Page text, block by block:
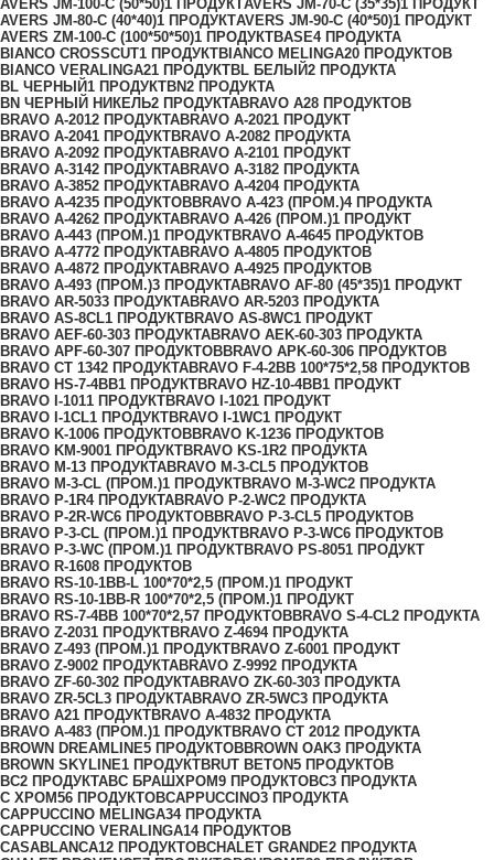
AVERS JМ-100-С (50*50)1 ПРОДУКТAVERS JМ-70-С (35*35)1 ПРОДУКТ
AVERS JМ-80-С (40*40)1 ПРОДУКТAVERS JМ-90-С (40*50)1 ПРОДУКТ
AVERS ZM-100-С (100*50*50)1 ПРОДУКТBASE4 ПРОДУКТА
BIANCO CROSSCUT1 ПРОДУКТBIANCO MELINGA20 ПРОДУКТОВ
BIANCO VERALINGA21 ПРОДУКТBL БЕЛЫЙ2 ПРОДУКТА
BL ЧЕРНЫЙ1 ПРОДУКТBN2 ПРОДУКТА
BN ЧЕРНЫЙ НИКЕЛЬ2 ПРОДУКТАBRAVO A28 ПРОДУКТОВ
BRAVO A-2012 ПРОДУКТАBRAVO A-2021 ПРОДУКТ
BRAVO A-2041 ПРОДУКТBRAVO A-2082 ПРОДУКТА
BRAVO A-2092 ПРОДУКТАBRAVO A-2101 ПРОДУКТ
BRAVO A-3142 ПРОДУКТАBRAVO A-3182 ПРОДУКТА
BRAVO A-3852 ПРОДУКТАBRAVO A-4204 ПРОДУКТА
BRAVO A-4235 ПРОДУКТОВBRAVO A-423 (ПРОМ.)4 ПРОДУКТА
BRAVO A-4262 ПРОДУКТАBRAVO A-426 (ПРОМ.)1 ПРОДУКТ
BRAVO A-443 (ПРОМ.)1 ПРОДУКТBRAVO A-4645 ПРОДУКТОВ
BRAVO A-4772 ПРОДУКТАBRAVO A-4805 ПРОДУКТОВ
BRAVO A-4872 ПРОДУКТАBRAVO A-4925 ПРОДУКТОВ
BRAVO A-493 (ПРОМ.)3 ПРОДУКТАBRAVO AF-80 (45*35)1 ПРОДУКТ
BRAVO AR-5033 ПРОДУКТАBRAVO AR-5203 ПРОДУКТА
BRAVO AS-8CL1 ПРОДУКТBRAVO AS-8WC1 ПРОДУКТ
BRAVO AЕF-60-303 ПРОДУКТАBRAVO AЕK-60-303 ПРОДУКТА
BRAVO AРF-60-307 ПРОДУКТОВBRAVO AРK-60-306 ПРОДУКТОВ
BRAVO CT 1342 ПРОДУКТАBRAVO F-4-2BB 100*75*2,58 ПРОДУКТОВ
BRAVO HS-7-4BB1 ПРОДУКТBRAVO HZ-10-4BB1 ПРОДУКТ
BRAVO I-1011 ПРОДУКТBRAVO I-1021 ПРОДУКТ
BRAVO I-1CL1 ПРОДУКТBRAVO I-1WC1 ПРОДУКТ
BRAVO K-1006 ПРОДУКТОВBRAVO K-1236 ПРОДУКТОВ
BRAVO KM-9001 ПРОДУКТBRAVO KS-1R2 ПРОДУКТА
BRAVO M-13 ПРОДУКТАBRAVO M-3-CL5 ПРОДУКТОВ
BRAVO M-3-CL (ПРОМ.)1 ПРОДУКТBRAVO M-3-WC2 ПРОДУКТА
BRAVO P-1R4 ПРОДУКТАBRAVO P-2-WC2 ПРОДУКТА
BRAVO P-2R-WC6 ПРОДУКТОВBRAVO P-3-CL5 ПРОДУКТОВ
BRAVO P-3-CL (ПРОМ.)1 ПРОДУКТBRAVO P-3-WC6 ПРОДУКТОВ
BRAVO P-3-WC (ПРОМ.)1 ПРОДУКТBRAVO PS-8051 ПРОДУКТ
BRAVO R-1608 ПРОДУКТОВ
BRAVO RS-10-1BB-L 100*70*2,5 (ПРОМ.)1 ПРОДУКТ
BRAVO RS-10-1BB-R 100*70*2,5 (ПРОМ.)1 ПРОДУКТ
BRAVO RS-7-4BB 100*70*2,57 ПРОДУКТОВBRAVO S-4-CL2 ПРОДУКТА
BRAVO Z-2031 ПРОДУКТBRAVO Z-4694 ПРОДУКТА
BRAVO Z-493 (ПРОМ.)1 ПРОДУКТBRAVO Z-6001 ПРОДУКТ
BRAVO Z-9002 ПРОДУКТАBRAVO Z-9992 ПРОДУКТА
BRAVO ZF-60-302 ПРОДУКТАBRAVO ZK-60-303 ПРОДУКТА
BRAVO ZR-5CL3 ПРОДУКТАBRAVO ZR-5WC3 ПРОДУКТА
BRAVO А21 ПРОДУКТBRAVO А-4832 ПРОДУКТА
BRAVO А-483 (ПРОМ.)1 ПРОДУКТBRAVO СТ 2012 ПРОДУКТА
BROWN DREAMLINE5 ПРОДУКТОВBROWN OAK3 ПРОДУКТА
BROWN SKYLINE1 ПРОДУКТBRUT BETON5 ПРОДУКТОВ
BС2 ПРОДУКТАBС БРАШХРОМ9 ПРОДУКТОВC3 ПРОДУКТА
C ХРОМ56 ПРОДУКТОВCAPPUCCINO3 ПРОДУКТА
CAPPUCCINO MELINGA34 ПРОДУКТА
CAPPUCCINO VERALINGA14 ПРОДУКТОВ
CASABLANCA12 ПРОДУКТОВCHALET GRANDE2 ПРОДУКТА